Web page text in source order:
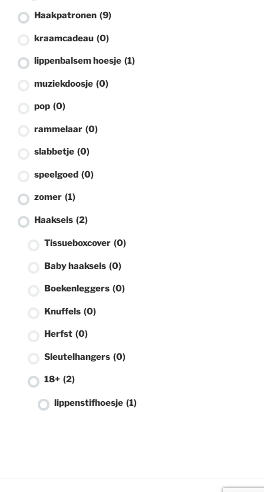
Haakpatronen (9)
kraamcadeau (0)
lippenbalsem hoesje (1)
muziekdoosje (0)
pop (0)
rammelaar (0)
slabbetje (0)
speelgoed (0)
zomer (1)
Haaksels (2)
Tissueboxcover (0)
Baby haaksels (0)
Boekenleggers (0)
Knuffels (0)
Herfst (0)
Sleutelhangers (0)
18+ (2)
lippenstifhoesje (1)